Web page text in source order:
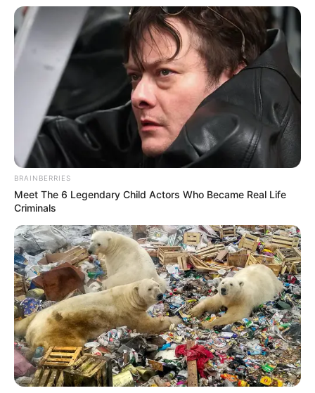
(foto: instagram/ptr.adewiyah_)
Biodata & Profil
Nama Lengkap: Jamiatul Adewiyah Amrullah Putrii
Nama Panggung: ptr.adewiyah
BRAINBERRIES
Meet The 6 Legendary Child Actors Who Became Real Life
Criminals